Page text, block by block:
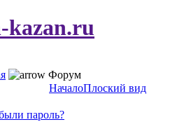
Форум
НачалоПлоский вид
пароль?